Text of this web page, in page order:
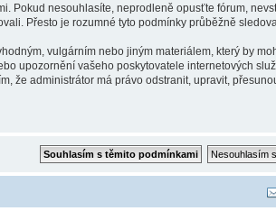
Pokud nesouhlasíte, neprodleně opusťte fórum,
Přesto je rozumné tyto podmínky průběžně
vulgárním nebo jiným materiálem, který by
upozornění vašeho poskytovatele internetových
že administrátor má právo odstranit, upravit,